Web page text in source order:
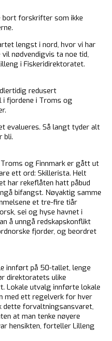
bort forskrifter som ikke
lengst i nord, hvor vi har
nødvendigvis ta noe tid,
i Fiskeridirektoratet.
redusert
i fjordene i Troms og
evalueres. Så langt tyder alt
bli.
og Finnmark er gått ut
ett ord: Skillerista. Helt
har rekeflåten hatt påbud
bifangst. Nøyaktig samme
et tre-fire tiår
sei og hyse havnet i
å unngå redskapskonflikt
fjorder, og beordret
innført på 50-tallet, lenge
direktoratets ulike
Lokale utvalg innførte lokale
med ett regelverk for hver
dette forvaltningsansvaret,
at man tenke nøyere
hensikten, forteller Lilleng